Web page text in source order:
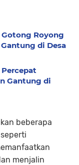
Gotong Royong
di Desa
Gantung di
beberapa
menjalin